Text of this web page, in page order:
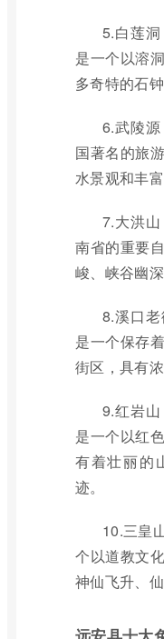
5.白莲
是一个以溶
多奇特的石
6.武陵
国著名的旅
水景观和丰富
7.大洪
南省的重要
峻、峡谷幽深
8.溪口
是一个保存
街区，具有
9.红岩
是一个以红
有着壮丽的
迹。
10.三皇
个以道教文
神仙飞升、